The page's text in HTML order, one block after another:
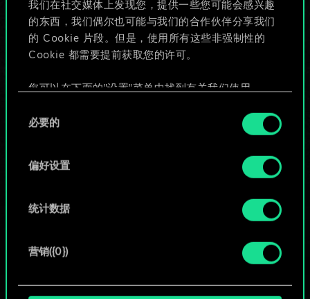
我们在社交媒体上发现您，提供一些您可能会感兴趣
的东西，我们偶尔也可能与我们的合作伙伴分享我们
的 Cookie 片段。但是，使用所有这些非强制性的
Cookie 都需要提前获取您的许可。
您可以在下面的"设置"菜单中找到有关我们使用
好。一旦您了解了其中的内容并准备好继续，请点
必要的
偏好设置
统计数据
营销({0})
给牌组命名并撰写攻略
编辑牌组